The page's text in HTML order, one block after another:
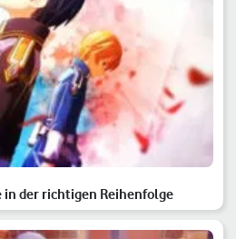
der richtigen Reihenfolge